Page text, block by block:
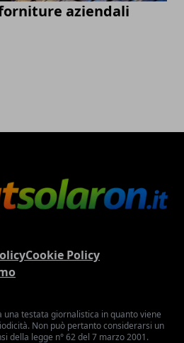
aziendali
Cookie Policy
testata giornalistica in quanto viene
Non può pertanto considerarsi un
della legge n° 62 del 7 marzo 2001.